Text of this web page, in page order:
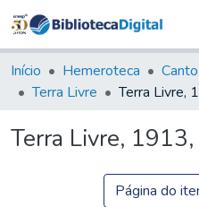
&
Início Hemeroteca
Terra Livre
Terra Livre,
Terra Livre,
Página do